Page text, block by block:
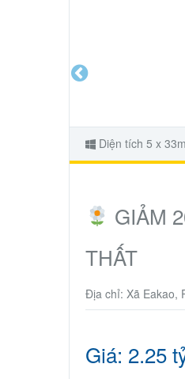
Diện tích 5 x
GIẢM
THẤT
Địa chỉ: Xã Eakao,
Giá: 2.25